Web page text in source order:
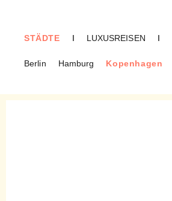
STÄDTE
Berlin Hamburg Kopenhagen
I LUXUSREISEN I